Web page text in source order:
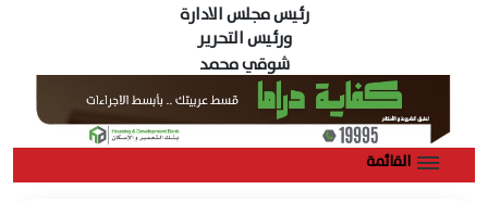
رئيس مجلس الادارة
ورئيس التحرير
شوقي محمد
القائمة